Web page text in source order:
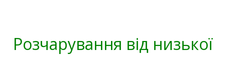
Розчарування від низької